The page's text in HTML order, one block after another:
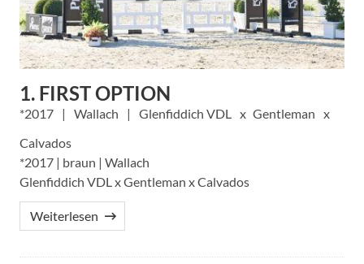
1. FIRST OPTION
2017 Wallach Glenfiddich VDL
Gentleman
Calvados
*2017 | braun | Wallach
Glenfiddich VDL x Gentleman x Calvados
Weiterlesen